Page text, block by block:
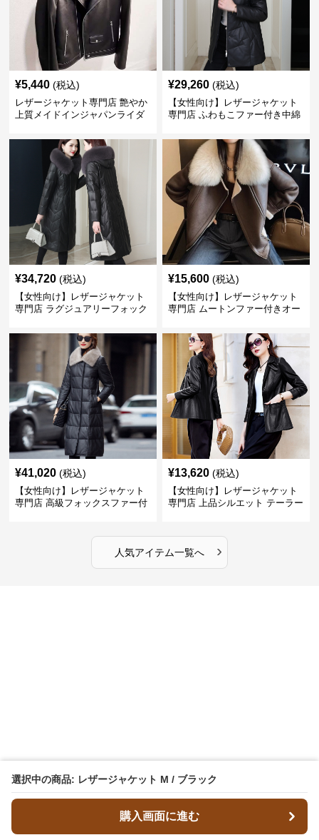
選択中の商品: レザージャケット M / ブラック
購入画面に進む
¥5,440 (税込)
レザージャケット専門店 艶やか
上質メイドインジャパンライダ
¥29,260 (税込)
【女性向け】レザージャケット
専門店 ふわもこファー付き中綿
¥34,720 (税込)
【女性向け】レザージャケット
専門店 ラグジュアリーフォック
¥15,600 (税込)
【女性向け】レザージャケット
専門店 ムートンファー付きオー
¥41,020 (税込)
【女性向け】レザージャケット
専門店 高級フォックスファー付
¥13,620 (税込)
【女性向け】レザージャケット
専門店 上品シルエット テーラー
人気アイテム一覧へ ›